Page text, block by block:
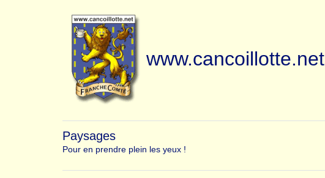
www.cancoillotte.net
Paysages
Pour en prendre plein les yeux !